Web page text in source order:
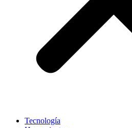
Tecnología